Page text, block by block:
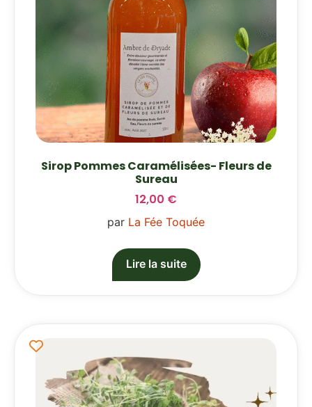
Sirop Pommes Caramélisées- Fleurs de
Sureau
12,00 €
par La Fée Toquée
Lire la suite